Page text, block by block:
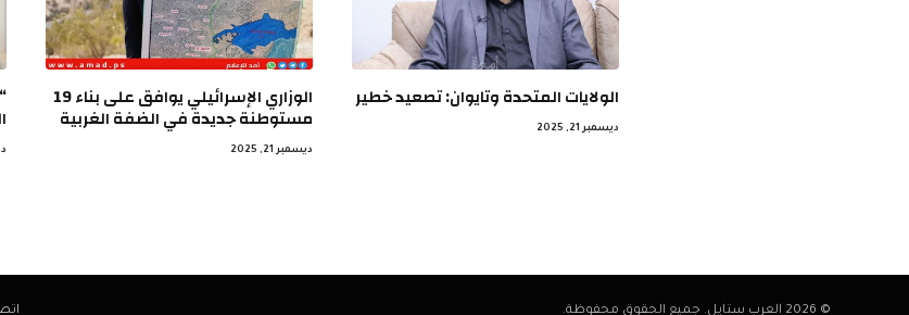
الولايات المتحدة وتايوان: تصعيد خطير
ديسمبر 21, 2025
الوزاري الإسرائيلي يوافق على بناء 19
مستوطنة جديدة في الضفة الغربية
ديسمبر 21, 2025
© 2026 العرب ستايل. جميع الحقوق محفوظة.